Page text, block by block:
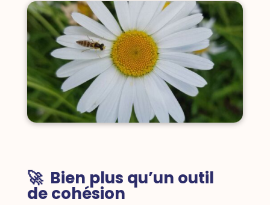
🚀 Bien plus qu’un outil
de cohésion